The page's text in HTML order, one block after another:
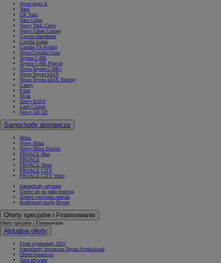
Nowe Aygo X
Yaris
GR Yaris
Yaris Cross
Nowy Yaris Cross
Nowy Urban Cruiser
Corolla Hatchback
Corolla Sedan
Corolla TS Kombi
Nowa Corolla Cross
Toyota C-HR
Toyota C-HR Plug-in
Nowa Toyota C-HR+
Nowa Toyota bZ4X
Nowa Toyota bZ4X Touring
Camry
Prius
Mirai
Nowy RAV4
Land Cruiser
Nowy GR GT
Samochody dostawcze
Hilux
Nowy Hilux
Nowy Hilux Electric
PROACE Max
PROACE
PROACE Verso
PROACE CITY
PROACE CITY Verso
Samochody używane
Umów się na jazdę testową
Zobacz wszystkie cenniki
Konfiguruj swoją Toyotę
Oferty specjalne i Finansowanie
Oferty specjalne i Finansowanie
Aktualne oferty
Finał wyprzedaży 2025
Samochody dostawcze Toyota Professional
Oferta biznesowa
Auta używane